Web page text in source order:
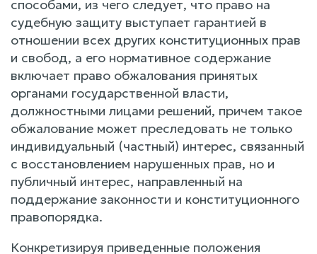
способами, из чего следует, что право на
судебную защиту выступает гарантией в
отношении всех других конституционных прав
и свобод, а его нормативное содержание
включает право обжалования принятых
органами государственной власти,
должностными лицами решений, причем такое
обжалование может преследовать не только
индивидуальный (частный) интерес, связанный
с восстановлением нарушенных прав, но и
публичный интерес, направленный на
поддержание законности и конституционного
правопорядка.
Конкретизируя приведенные положения